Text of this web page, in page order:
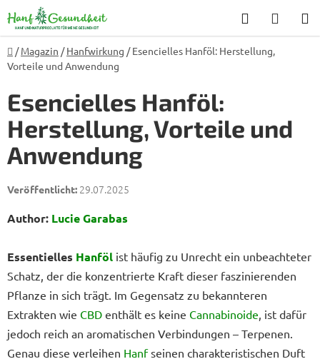
Inhalt
springen
Suchen
Startseite
/ Magazin / Hanfwirkung / Esencielles Hanföl: Herstellung,
Vorteile und Anwendung
Esencielles Hanföl:
Herstellung, Vorteile und
Anwendung
29.07.2025
Author: Lucie Garabas
Essentielles Hanföl ist häufig zu Unrecht ein unbeachteter
Schatz, der die konzentrierte Kraft dieser faszinierenden
Pflanze in sich trägt. Im Gegensatz zu bekannteren
Extrakten wie CBD enthält es keine Cannabinoide, ist dafür
jedoch reich an aromatischen Verbindungen – Terpenen.
Genau diese verleihen Hanfseinen charakteristischen Duft